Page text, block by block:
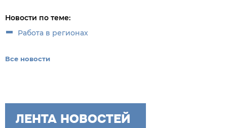
Новости по теме:
Работа в регионах
Все новости
ЛЕНТА НОВОСТЕЙ